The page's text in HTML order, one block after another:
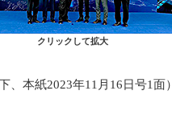
クリックして拡大
下、本紙2023年11月16日号1面）